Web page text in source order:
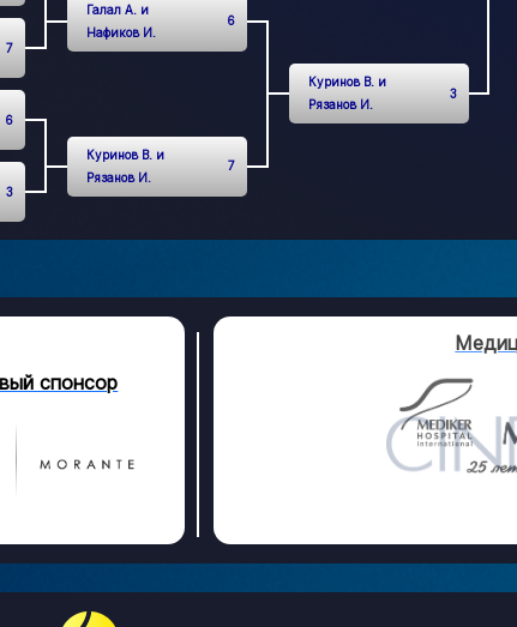
7
6
3
Галал А. и
Нафиков И.
6
Куринов В. и
Рязанов И.
7
Куринов В. и
Рязанов И.
3
спонсор